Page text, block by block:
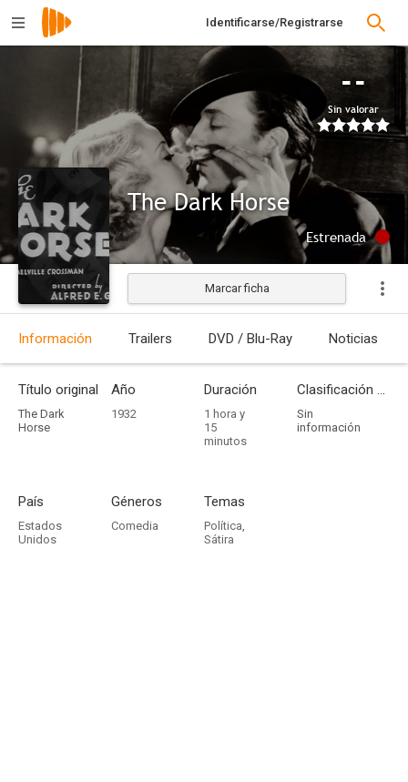
Identificarse/Registrarse
--
Sin valorar
The Dark Horse
Estrenada
Marcar ficha
Información Trailers DVD / Blu-Ray Noticias
Título original
The Dark
Horse
Año
1932
Duración
1 hora y
15
minutos
Clasificación por edades
Sin
información
País
Estados
Unidos
Géneros
Comedia
Temas
Política,
Sátira